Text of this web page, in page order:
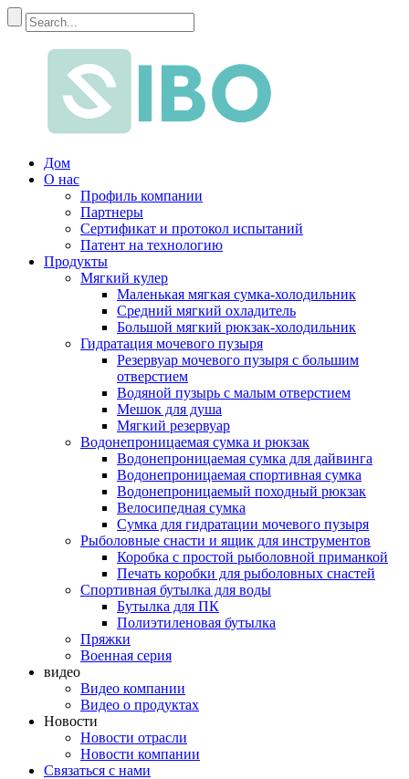
Дом
О нас
Профиль компании
Партнеры
Сертификат и протокол испытаний
Патент на технологию
Продукты
Мягкий кулер
Маленькая мягкая сумка-холодильник
Средний мягкий охладитель
Большой мягкий рюкзак-холодильник
Гидратация мочевого пузыря
Резервуар мочевого пузыря с большим
отверстием
Водяной пузырь с малым отверстием
Мешок для душа
Мягкий резервуар
Водонепроницаемая сумка и рюкзак
Водонепроницаемая сумка для дайвинга
Водонепроницаемая спортивная сумка
Водонепроницаемый походный рюкзак
Велосипедная сумка
Сумка для гидратации мочевого пузыря
Рыболовные снасти и ящик для инструментов
Коробка с простой рыболовной приманкой
Печать коробки для рыболовных снастей
Спортивная бутылка для воды
Бутылка для ПК
Полиэтиленовая бутылка
Пряжки
Военная серия
видео
Видео компании
Видео о продуктах
Новости
Новости отрасли
Новости компании
Связаться с нами